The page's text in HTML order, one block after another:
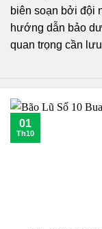
biên soạn bởi đội
hướng dẫn bảo
quan trọng cần
01
Th10